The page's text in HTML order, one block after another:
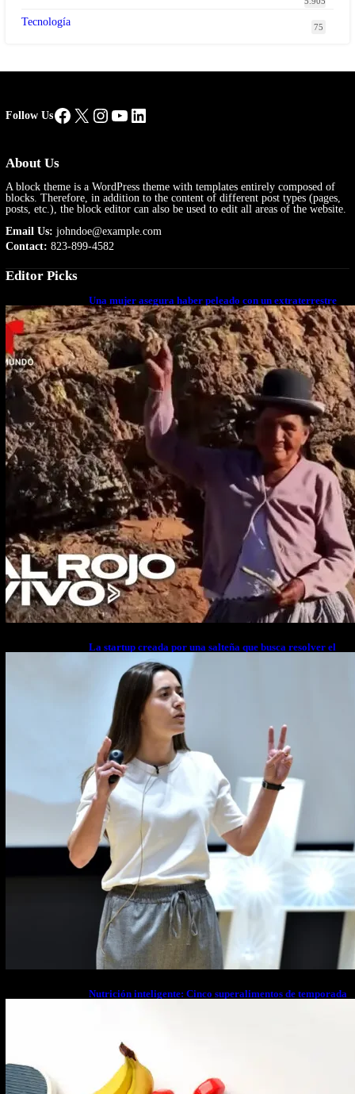
Tecnología 75
Follow UsFacebook
X Instagram
YouTube
LinkedIn
About Us
A block theme is a WordPress theme with templates entirely composed of
blocks. Therefore, in addition to the content of different post types (pages,
posts, etc.), the block editor can also be used to edit all areas of the website.
Email Us: johndoe@example.com
Contact: 823-899-4582
Editor Picks
Una mujer asegura haber peleado con un extraterrestre
cuerpo a cuerpo
La startup creada por una salteña que busca resolver el
estrés financiero en Latinoamérica
Nutrición inteligente: Cinco superalimentos de temporada